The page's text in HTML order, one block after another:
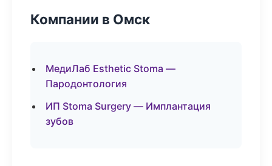
Компании в Омск
МедиЛаб Esthetic Stoma —
Пародонтология
ИП Stoma Surgery — Имплантация
зубов